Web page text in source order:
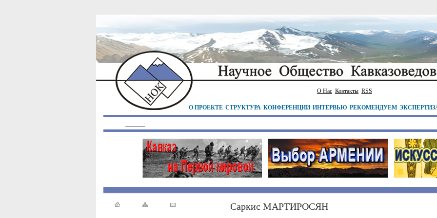
О Нас Контакты RSS
О ПРОЕКТЕ СТРУКТУРА КОНФЕРЕНЦИИ ИНТЕРВЬЮ РЕКОМЕНДУЕМ
Саркис МАРТИРОСЯН